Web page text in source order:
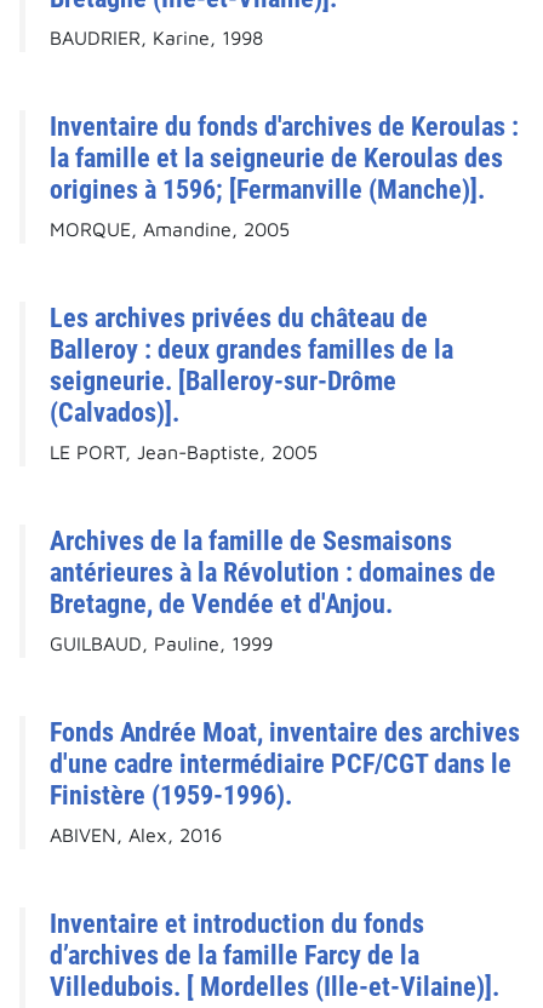
BAUDRIER, Karine, 1998
Inventaire du fonds d'archives de Keroulas :
la famille et la seigneurie de Keroulas des
origines à 1596; [Fermanville (Manche)].
MORQUE, Amandine, 2005
Les archives privées du château de
Balleroy : deux grandes familles de la
seigneurie. [Balleroy-sur-Drôme
(Calvados)].
LE PORT, Jean-Baptiste, 2005
Archives de la famille de Sesmaisons
antérieures à la Révolution : domaines de
Bretagne, de Vendée et d'Anjou.
GUILBAUD, Pauline, 1999
Fonds Andrée Moat, inventaire des archives
d'une cadre intermédiaire PCF/CGT dans le
Finistère (1959-1996).
ABIVEN, Alex, 2016
Inventaire et introduction du fonds
d’archives de la famille Farcy de la
Villedubois. [ Mordelles (Ille-et-Vilaine)].